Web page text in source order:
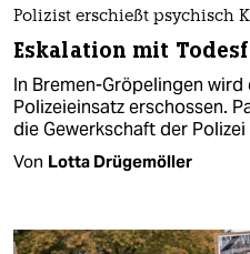
Polizist erschießt psychisch
Eskalation mit
In Bremen-Gröpelingen wird
Polizeieinsatz erschossen.
die Gewerkschaft der
Von Lotta Drügemöller